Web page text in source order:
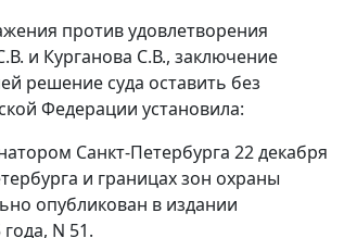
против удовлетворения
и Курганова С.В., заключение
решение суда оставить без
Федерации установила:
Санкт-Петербурга 22 декабря
и границах зон охраны
опубликован в издании
N 51.